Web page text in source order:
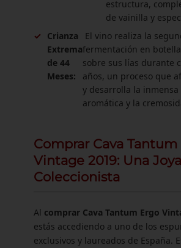
estructura,
de vainilla y
✓
Crianza
Extrema
de 44
Meses:
El vino realiza la
fermentación en
sobre sus lías durante
años, un proceso que
y desarrolla la
aromática y la
Comprar Cava Tantum
Vintage 2019: Una
Coleccionista
Al comprar Cava Tantum Ergo
estás accediendo a uno de los
exclusivos y laureados de España.